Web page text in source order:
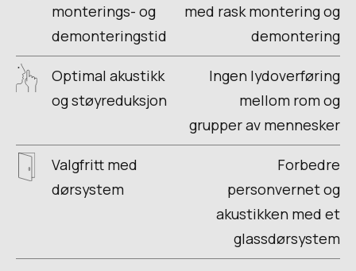
monterings- og
demonteringstid
med rask montering og
demontering
Optimal akustikk
og støyreduksjon
Ingen lydoverføring
mellom rom og
grupper av mennesker
Valgfritt med
dørsystem
Forbedre
personvernet og
akustikken med et
glassdørsystem